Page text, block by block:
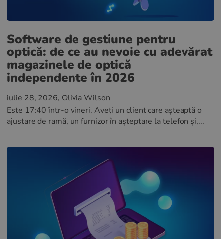
Software de gestiune pentru
optică: de ce au nevoie cu adevărat
magazinele de optică
independente în 2026
iulie 28, 2026, Olivia Wilson
Este 17:40 într-o vineri. Aveți un client care așteaptă o
ajustare de ramă, un furnizor în așteptare la telefon și,...